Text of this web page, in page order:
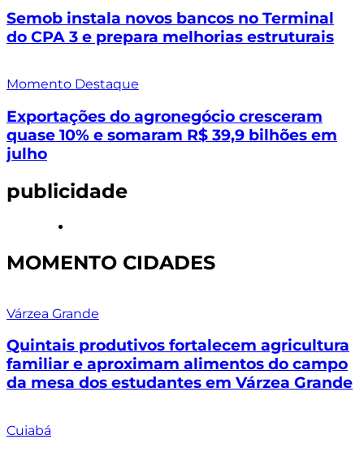
Semob instala novos bancos no Terminal
do CPA 3 e prepara melhorias estruturais
Momento Destaque
Exportações do agronegócio cresceram
quase 10% e somaram R$ 39,9 bilhões em
julho
publicidade
MOMENTO CIDADES
Várzea Grande
Quintais produtivos fortalecem agricultura
familiar e aproximam alimentos do campo
da mesa dos estudantes em Várzea Grande
Cuiabá